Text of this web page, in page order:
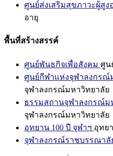
ศูนย์ส่งเสริมสุขภาวะผู้สูง
อายุ
พื้นที่สร้างสรรค์
ศูนย์พันธกิจเพื่อสังคม ศูน
ศูนย์กีฬาแห่งจุฬาลงกรณ์
จุฬาลงกรณ์มหาวิทยาลัย
ธรรมสถานจุฬาลงกรณ์ม
จุฬาลงกรณ์มหาวิทยาลัย
อุทยาน 100 ปี จุฬาฯ อุทย
จุฬาลงกรณ์ราชบรรณาลั